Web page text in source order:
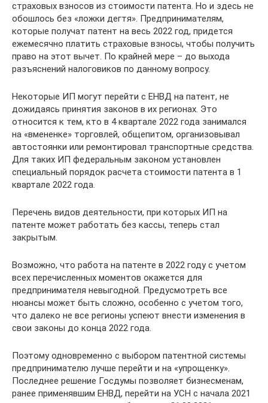
страховых взносов из стоимости патента. Но и здесь не
обошлось без «ложки дегтя». Предпринимателям,
которые получат патент на весь 2022 год, придется
ежемесячно платить страховые взносы, чтобы получить
право на этот вычет. По крайней мере – до выхода
разъяснений налоговиков по данному вопросу.
Некоторые ИП могут перейти с ЕНВД на патент, не
дожидаясь принятия законов в их регионах. Это
относится к тем, кто в 4 квартале 2022 года занимался
на «вмененке» торговлей, общепитом, организовывал
автостоянки или ремонтировал транспортные средства.
Для таких ИП федеральным законом установлен
специальный порядок расчета стоимости патента в 1
квартале 2022 года.
Перечень видов деятельности, при которых ИП на
патенте может работать без кассы, теперь стал
закрытым.
Возможно, что работа на патенте в 2022 году с учетом
всех перечисленных моментов окажется для
предпринимателя невыгодной. Предусмотреть все
нюансы может быть сложно, особенно с учетом того,
что далеко не все регионы успеют внести изменения в
свои законы до конца 2022 года.
Поэтому одновременно с выбором патентной системы
предпринимателю лучше перейти и на «упрощенку».
Последнее решение Госдумы позволяет бизнесменам,
ранее применявшим ЕНВД, перейти на УСН с начала 2021